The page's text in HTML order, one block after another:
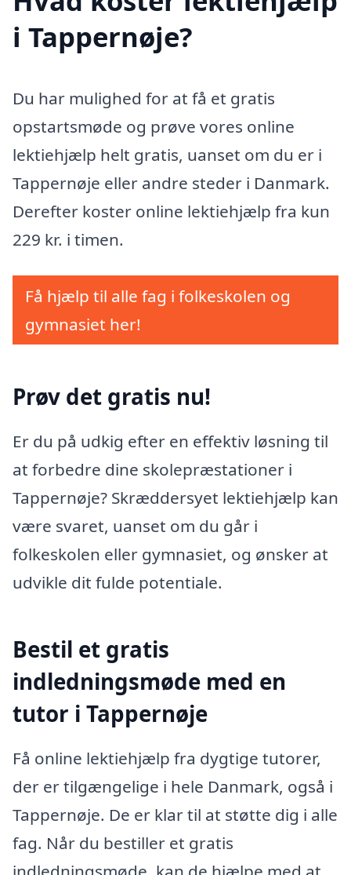
i Tappernøje?
Du har mulighed for at få et gratis
opstartsmøde og prøve vores online
lektiehjælp helt gratis, uanset om du er i
Tappernøje eller andre steder i Danmark.
Derefter koster online lektiehjælp fra kun
229 kr. i timen.
Få hjælp til alle fag i folkeskolen og
gymnasiet her!
Prøv det gratis nu!
Er du på udkig efter en effektiv løsning til
at forbedre dine skolepræstationer i
Tappernøje? Skræddersyet lektiehjælp kan
være svaret, uanset om du går i
folkeskolen eller gymnasiet, og ønsker at
udvikle dit fulde potentiale.
Bestil et gratis
indledningsmøde med en
tutor i Tappernøje
Få online lektiehjælp fra dygtige tutorer,
der er tilgængelige i hele Danmark, også i
Tappernøje. De er klar til at støtte dig i alle
fag. Når du bestiller et gratis